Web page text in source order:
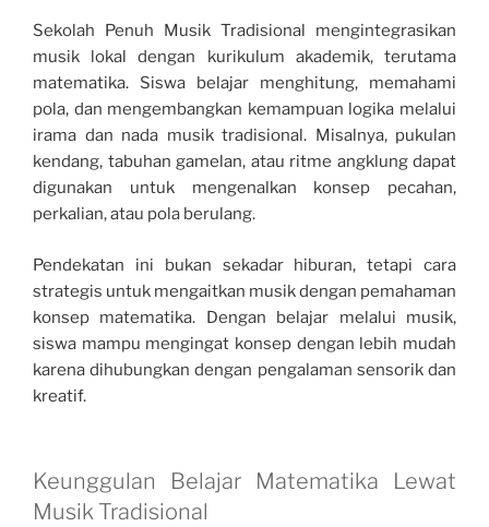
Sekolah Penuh Musik Tradisional mengintegrasikan
musik lokal dengan kurikulum akademik, terutama
matematika. Siswa belajar menghitung, memahami
pola, dan mengembangkan kemampuan logika melalui
irama dan nada musik tradisional. Misalnya, pukulan
kendang, tabuhan gamelan, atau ritme angklung dapat
digunakan untuk mengenalkan konsep pecahan,
perkalian, atau pola berulang.
Pendekatan ini bukan sekadar hiburan, tetapi cara
strategis untuk mengaitkan musik dengan pemahaman
konsep matematika. Dengan belajar melalui musik,
siswa mampu mengingat konsep dengan lebih mudah
karena dihubungkan dengan pengalaman sensorik dan
kreatif.
Keunggulan Belajar Matematika Lewat
Musik Tradisional